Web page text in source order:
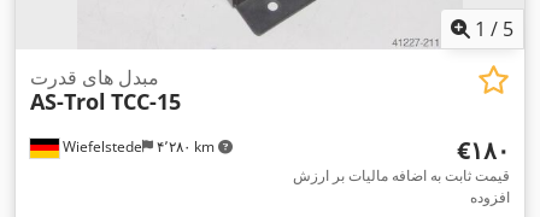
1 / 5
Wiefelstede ۴٬۲۸۰ km
مبدل های قدرت
AS-Trol TCC-15
‎€۱۸۰
قیمت ثابت به اضافه مالیات بر ارزش
افزوده